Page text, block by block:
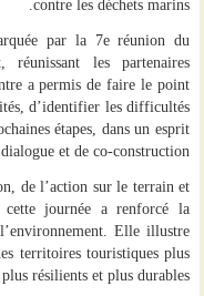
contre les déchets marins.
par la 7e réunion du
, réunissant les partenaires
a permis de faire le point
d’identifier les difficultés
étapes, dans un esprit
et de co-construction.
de l’action sur le terrain et
journée a renforcé la
Elle illustre
territoires touristiques plus
résilients et plus durables.